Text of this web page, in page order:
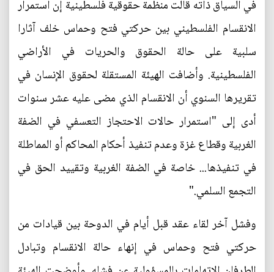
في السياق ذاته قالت منظمة حقوقية فلسطينية إن استمرار
الانقسام الفلسطيني بين حركتي فتح وحماس خلف آثارا
سلبية على حالة الحقوق والحريات في الأراضي
الفلسطينية. وأضافت الهيئة المستقلة لحقوق الإنسان في
تقريرها السنوي أن الانقسام الذي مضى عليه عشر سنوات
أدى إلى "استمرار حالات الاحتجاز التعسفي في الضفة
الغربية وقطاع غزة وعدم تنفيذ أحكام المحاكم أو المماطلة
في تنفيذها... خاصة في الضفة الغربية وتقييد الحق في
التجمع السلمي."
وفشل آخر لقاء عقد قبل أيام في الدوحة بين قيادات من
حركتي فتح وحماس في إنهاء حالة الانقسام وتبادل